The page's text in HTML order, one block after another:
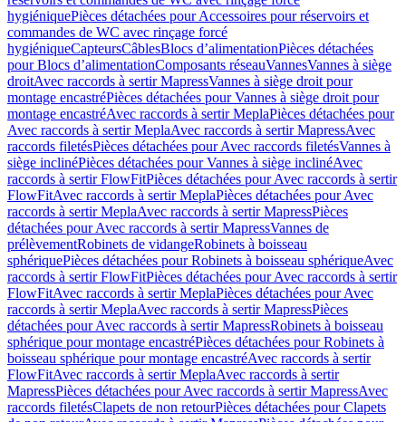
hygiéniquePièces détachées pour Accessoires pour réservoirs et
commandes de WC avec rinçage forcé
hygiéniqueCapteursCâblesBlocs d’alimentationPièces détachées
pour Blocs d’alimentationComposants réseauVannesVannes à siège
droitAvec raccords à sertir MapressVannes à siège droit pour
montage encastréPièces détachées pour Vannes à siège droit pour
montage encastréAvec raccords à sertir MeplaPièces détachées pour
Avec raccords à sertir MeplaAvec raccords à sertir MapressAvec
raccords filetésPièces détachées pour Avec raccords filetésVannes à
siège inclinéPièces détachées pour Vannes à siège inclinéAvec
raccords à sertir FlowFitPièces détachées pour Avec raccords à sertir
FlowFitAvec raccords à sertir MeplaPièces détachées pour Avec
raccords à sertir MeplaAvec raccords à sertir MapressPièces
détachées pour Avec raccords à sertir MapressVannes de
prélèvementRobinets de vidangeRobinets à boisseau
sphériquePièces détachées pour Robinets à boisseau sphériqueAvec
raccords à sertir FlowFitPièces détachées pour Avec raccords à sertir
FlowFitAvec raccords à sertir MeplaPièces détachées pour Avec
raccords à sertir MeplaAvec raccords à sertir MapressPièces
détachées pour Avec raccords à sertir MapressRobinets à boisseau
sphérique pour montage encastréPièces détachées pour Robinets à
boisseau sphérique pour montage encastréAvec raccords à sertir
FlowFitAvec raccords à sertir MeplaAvec raccords à sertir
MapressPièces détachées pour Avec raccords à sertir MapressAvec
raccords filetésClapets de non retourPièces détachées pour Clapets